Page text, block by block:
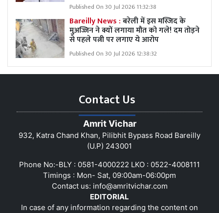
Published On 30 Jul 2026 11:32:38
Bareilly News :बरेली में इस मस्जिद के
मुअज्जिन ने क्यों लगाया मौत को गले! दम तोड़ने
से पहले पत्नी पर लगाए ये आरोप
Published On 30 Jul 2026 12:38:32
Contact Us
Amrit Vichar
932, Katra Chand Khan, Pilibhit Bypass Road Bareilly
(U.P) 243001
Phone No:-BLY : 0581-4000222 LKO : 0522-4008111
Timings : Mon- Sat, 09:00am-06:00pm
Contact us: info@amritvichar.com
EDITORIAL
In case of any information regarding the content on